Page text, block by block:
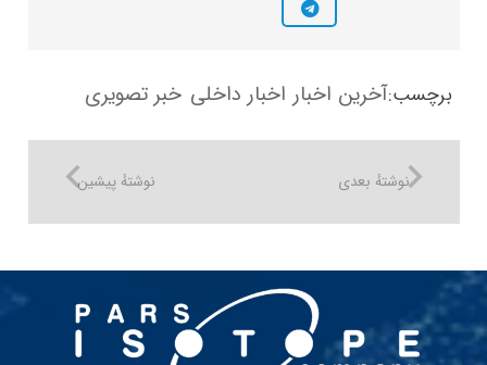
برچسب:آخرین اخبار اخبار داخلی خبر تصویری
نوشتهٔ پیشین نوشتهٔ بعدی